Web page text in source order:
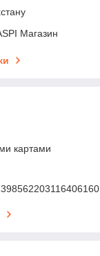
Магазин
картами